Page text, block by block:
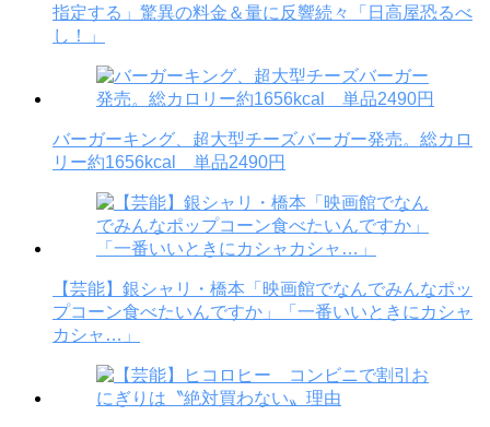
指定する」驚異の料金＆量に反響続々「日高屋恐るべ
し！」
バーガーキング、超大型チーズバーガー発売。総カロ
リー約1656kcal 単品2490円
【芸能】銀シャリ・橋本「映画館でなんでみんなポッ
プコーン食べたいんですか」「一番いいときにカシャ
カシャ…」